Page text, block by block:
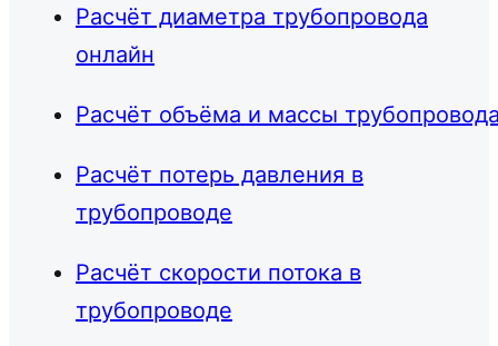
Расчёт диаметра трубопровода
онлайн
Расчёт объёма и массы
Расчёт потерь давления в
трубопроводе
Расчёт скорости потока в
трубопроводе